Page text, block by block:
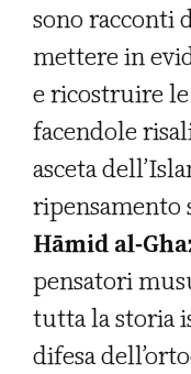
sono racconti
mettere in
e ricostruire
facendole
asceta
ripensamento
Hāmid al-
pensatori
tutta la storia
difesa